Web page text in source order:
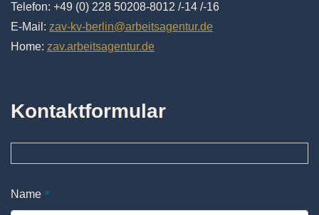
Telefon: +49 (0) 228 50208-8012 /-14 /-16
E-Mail: zav-kv-berlin@arbeitsagentur.de
Home: zav.arbeitsagentur.de
Kontaktformular
Name *